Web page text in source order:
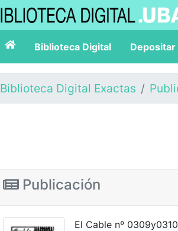
Biblioteca Digital Depositar
Biblioteca Digital Exactas
Publicación
El Cable nº